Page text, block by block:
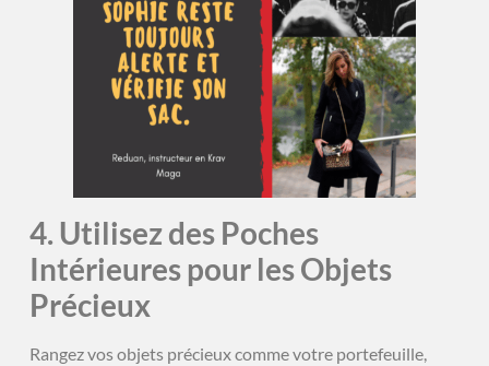
4. Utilisez des Poches
Intérieures pour les Objets
Précieux
Rangez vos objets précieux comme votre portefeuille,